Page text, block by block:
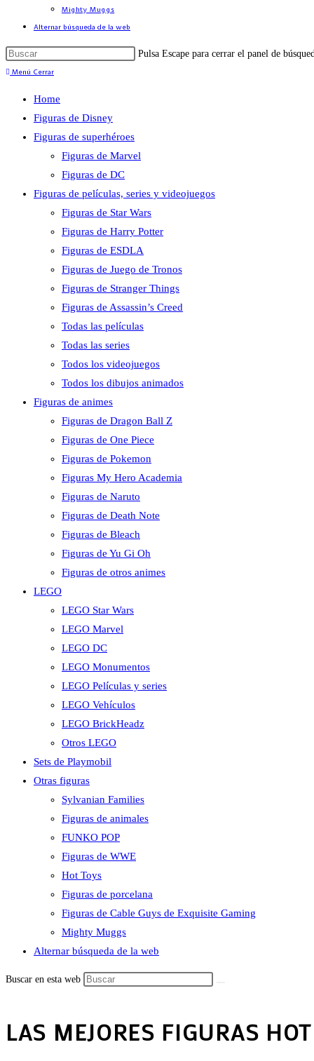
Mighty Muggs
Alternar búsqueda de la web
Pulsa Escape para cerrar el panel de
Menú Cerrar
Home
Figuras de Disney
Figuras de superhéroes
Figuras de Marvel
Figuras de DC
Figuras de películas, series y videojuegos
Figuras de Star Wars
Figuras de Harry Potter
Figuras de ESDLA
Figuras de Juego de Tronos
Figuras de Stranger Things
Figuras de Assassin’s Creed
Todas las películas
Todas las series
Todos los videojuegos
Todos los dibujos animados
Figuras de animes
Figuras de Dragon Ball Z
Figuras de One Piece
Figuras de Pokemon
Figuras My Hero Academia
Figuras de Naruto
Figuras de Death Note
Figuras de Bleach
Figuras de Yu Gi Oh
Figuras de otros animes
LEGO
LEGO Star Wars
LEGO Marvel
LEGO DC
LEGO Monumentos
LEGO Películas y series
LEGO Vehículos
LEGO BrickHeadz
Otros LEGO
Sets de Playmobil
Otras figuras
Sylvanian Families
Figuras de animales
FUNKO POP
Figuras de WWE
Hot Toys
Figuras de porcelana
Figuras de Cable Guys de Exquisite Gaming
Mighty Muggs
Alternar búsqueda de la web
Buscar en esta web
LAS MEJORES FIGURAS